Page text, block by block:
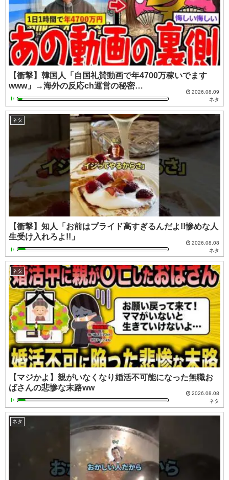
【衝撃】韓国人「自国礼賛動画で年4700万稼いでます
www」→海外の反応ch運営の秘密…
2026.08.09
ネタ
ネタ
【衝撃】知人「お前はプライド高すぎるんだよ!!惨めな人
生受け入れろよ!!」
2026.08.08
ネタ
ネタ
【マジかよ】親がいなくなり婚活不可能になった無職お
ばさんの悲惨な末路ww
2026.08.08
ネタ
ネタ